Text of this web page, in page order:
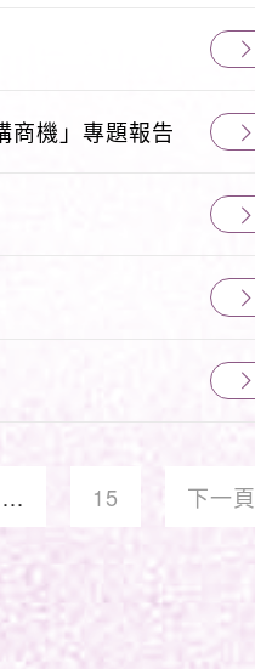
商機」專題報告
... 15 下一頁